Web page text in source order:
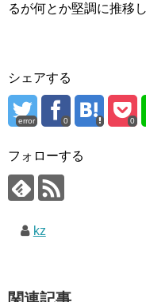
るが何とか堅調に推移
シェアする
error 0 0
フォローする
kz